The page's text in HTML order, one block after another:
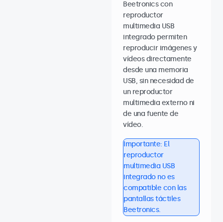
Beetronics con
reproductor
multimedia USB
integrado permiten
reproducir imágenes y
vídeos directamente
desde una memoria
USB, sin necesidad de
un reproductor
multimedia externo ni
de una fuente de
vídeo.
Importante: El
reproductor
multimedia USB
integrado no es
compatible con las
pantallas táctiles
Beetronics.